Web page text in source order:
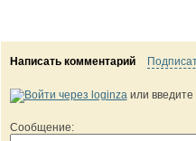
Написать комментарий
или введите
Сообщение: